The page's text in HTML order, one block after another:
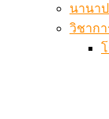
นานาป
วิชากา